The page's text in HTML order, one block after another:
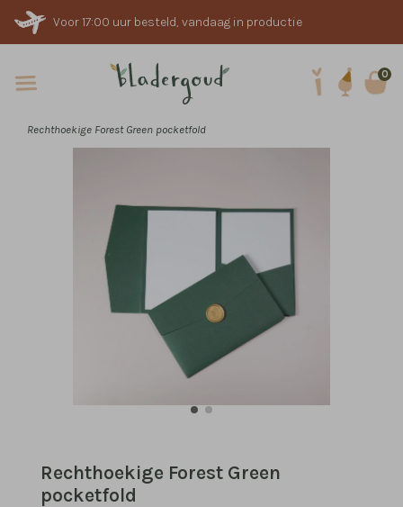
Voor 17:00 uur besteld, vandaag in productie
0
Rechthoekige Forest Green pocketfold
Rechthoekige Forest Green
pocketfold